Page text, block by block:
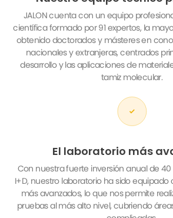
JALON cuenta con un equipo
científica formado por 91 expertos, la
obtenido doctorados y másteres en
nacionales y extranjeras, centrados
desarrollo y las aplicaciones de
tamiz molecular.
I+D, nuestro laboratorio ha sido equipado
más avanzados, lo que nos permite
pruebas al más alto nivel, cubriendo
complicadas.